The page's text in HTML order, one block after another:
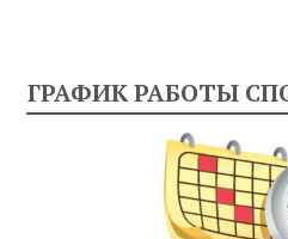
ГРАФИК РАБОТЫ